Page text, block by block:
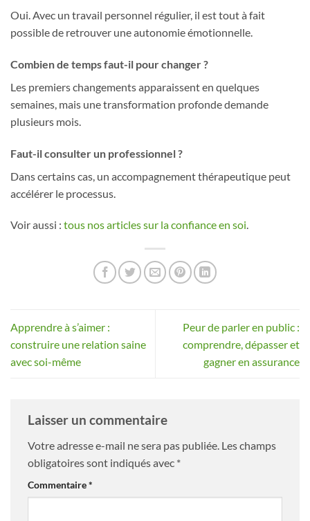
Oui. Avec un travail personnel régulier, il est tout à fait
possible de retrouver une autonomie émotionnelle.
Combien de temps faut-il pour changer ?
Les premiers changements apparaissent en quelques
semaines, mais une transformation profonde demande
plusieurs mois.
Faut-il consulter un professionnel ?
Dans certains cas, un accompagnement thérapeutique peut
accélérer le processus.
Voir aussi : tous nos articles sur la confiance en soi.
Apprendre à s’aimer :
construire une relation saine
avec soi-même
Peur de parler en public :
comprendre, dépasser et
gagner en assurance
Laisser un commentaire
Votre adresse e-mail ne sera pas publiée. Les champs
obligatoires sont indiqués avec *
Commentaire*